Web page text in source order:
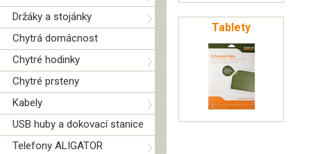
Držáky a stojánky
Chytrá domácnost
Chytré hodinky
Chytré prsteny
Kabely
USB huby a dokovací stanice
Telefony ALIGATOR
Tablety